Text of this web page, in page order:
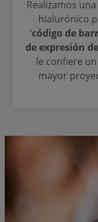
Realizamos
hialurónico
‘código de
de expresión
le confiere
mayor